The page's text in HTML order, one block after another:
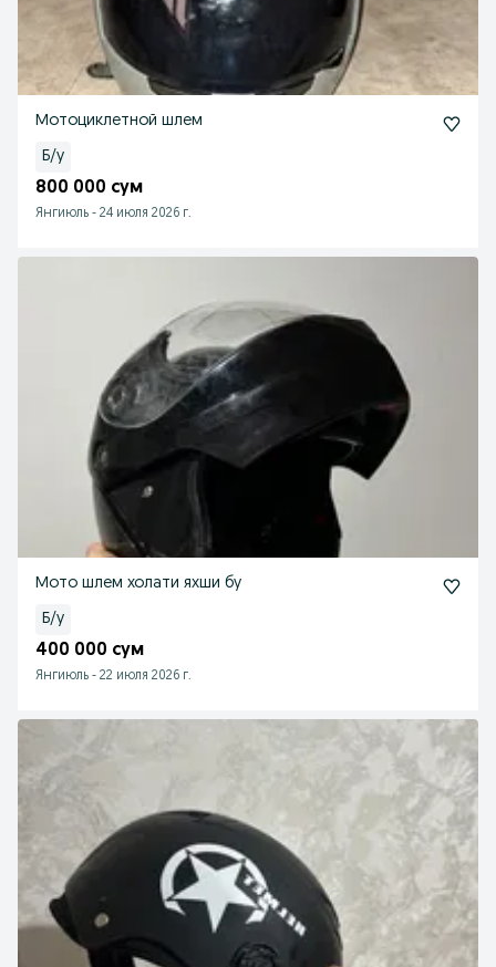
Мотоциклетной шлем
Б/у
800 000 сум
Янгиюль - 24 июля 2026 г.
Мото шлем холати яхши бу
Б/у
400 000 сум
Янгиюль - 22 июля 2026 г.